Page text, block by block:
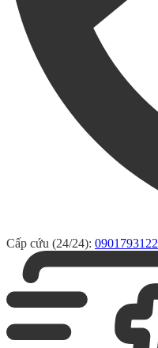
Cấp cứu (24/24): 0901793122